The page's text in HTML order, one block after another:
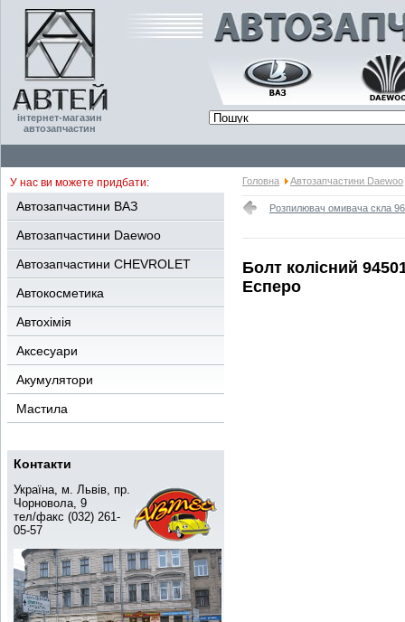
інтернет-магазин
автозапчастин
У нас ви можете придбати:
Автозапчастини ВАЗ
Автозапчастини Daewoo
Автозапчастини CHEVROLET
Автокосметика
Автохімія
Аксесуари
Акумулятори
Мастила
Контакти
Україна, м. Львів, пр.
Чорновола, 9
тел/факс (032) 261-
05-57
Головна Автозапчастини Daewoo
Розпилювач омивача скла
Болт колісний
Есперо